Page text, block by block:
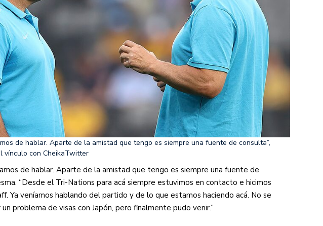
de hablar. Aparte de la amistad que tengo es siempre una fuente de consulta”,
vínculo con CheikaTwitter
de hablar. Aparte de la amistad que tengo es siempre una fuente de
“Desde el Tri-Nations para acá siempre estuvimos en contacto e hicimos
Ya veníamos hablando del partido y de lo que estamos haciendo acá. No se
problema de visas con Japón, pero finalmente pudo venir.”